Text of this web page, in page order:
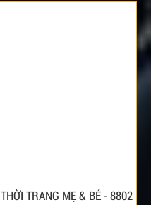
THỜI TRANG MẸ & BÉ - 8802